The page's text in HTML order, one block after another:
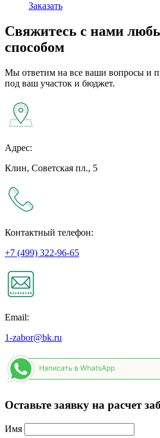
Заказать
Свяжитесь с нами
способом
Мы ответим на все ваши вопросы и
под ваш участок и бюджет.
Адрес:
Клин, Советская пл., 5
Контактный телефон:
+7 (499) 322-96-65
Email:
1-zabor@bk.ru
Оставьте заявку на расчет
Имя